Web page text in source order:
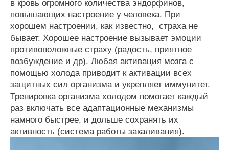
в кровь огромного количества эндорфинов,
повышающих настроение у человека. При
хорошем настроении, как известно, страха не
бывает. Хорошее настроение вызывает эмоции
противоположные страху (радость, приятное
возбуждение и др). Любая активация мозга с
помощью холода приводит к активации всех
защитных сил организма и укрепляет иммунитет.
Тренировка организма холодом помогает каждый
раз включать все адаптационные механизмы
намного быстрее, и дольше сохранять их
активность (система работы закаливания).